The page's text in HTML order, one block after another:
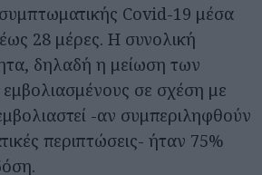
συμπτωματικής Covid-19 μέσα
28 μέρες. Η συνολική
δηλαδή η μείωση των
σε σχέση με
-αν συμπεριληφθούν
περιπτώσεις- ήταν 75%